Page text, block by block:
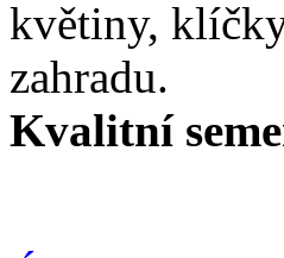
květiny,
zahradu.
Kvalitní